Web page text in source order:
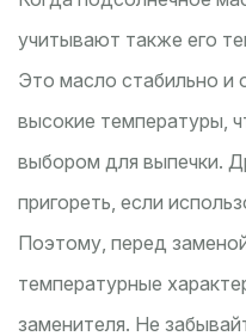
учитывают также его
Это масло стабильно и
высокие температуры,
выбором для выпечки.
пригореть, если
Поэтому, перед
температурные
заменителя. Не